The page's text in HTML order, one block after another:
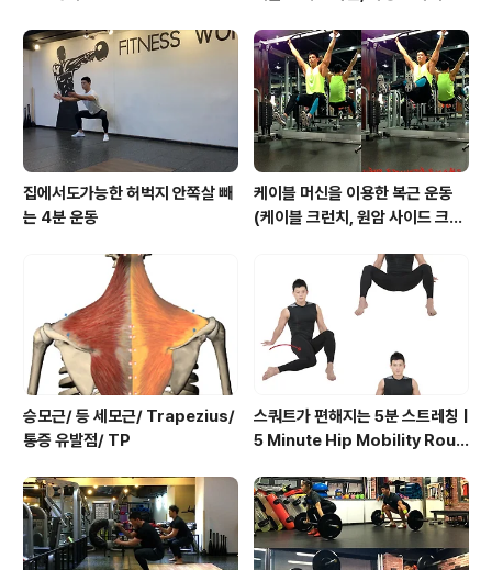
텐션)
집에서도가능한 허벅지 안쪽살 빼
는 4분 운동
케이블 머신을 이용한 복근 운동
(케이블 크런치, 원암 사이드 크런
승모근/ 등 세모근/ Trapezius/
통증 유발점/ TP
스쿼트가 편해지는 5분 스트레칭 |
5 Minute Hip Mobility Routi